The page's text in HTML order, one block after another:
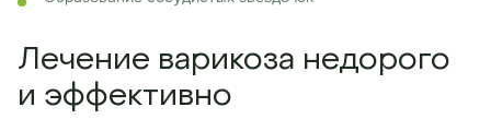
Лечение варикоза недорого
и эффективно